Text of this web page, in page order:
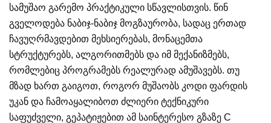
სამუშაო გარემო პრაქტიკული სწავლისთვის. წინ
გველოდება ნაბიჯ-ნაბიჯ მოგზაურობა, სადაც ერთად
ჩავუღრმავდებით მეხსიერებას, მონაცემთა
სტრუქტურებს, ალგორითმებს და იმ მექანიზმებს,
რომლებიც პროგრამებს რეალურად ამუშავებს. თუ
მზად ხართ გაიგოთ, როგორ მუშაობს კოდი ფარდის
უკან და ჩამოაყალიბოთ ძლიერი ტექნიკური
საფუძველი, გეპატიჟებით ამ საინტერესო გზაზე C